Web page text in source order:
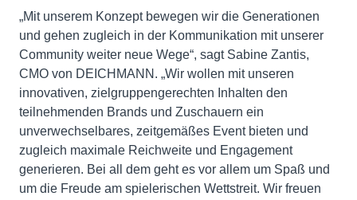
„Mit unserem Konzept bewegen wir die Generationen
und gehen zugleich in der Kommunikation mit unserer
Community weiter neue Wege“, sagt Sabine Zantis,
CMO von DEICHMANN. „Wir wollen mit unseren
innovativen, zielgruppengerechten Inhalten den
teilnehmenden Brands und Zuschauern ein
unverwechselbares, zeitgemäßes Event bieten und
zugleich maximale Reichweite und Engagement
generieren. Bei all dem geht es vor allem um Spaß und
um die Freude am spielerischen Wettstreit. Wir freuen